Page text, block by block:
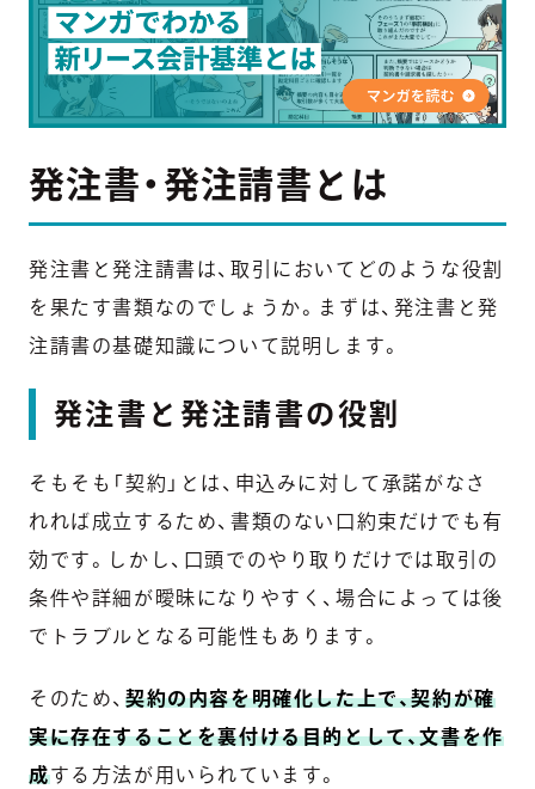
発注書・発注請書とは
発注書と発注請書は、取引においてどのような役割
を果たす書類なのでしょうか。まずは、発注書と発
注請書の基礎知識について説明します。
発注書と発注請書の役割
そもそも「契約」とは、申込みに対して承諾がなさ
れれば成立するため、書類のない口約束だけでも有
効です。しかし、口頭でのやり取りだけでは取引の
条件や詳細が曖昧になりやすく、場合によっては後
でトラブルとなる可能性もあります。
そのため、 契約の内容を明確化した上で、契約が確
実に存在することを裏付ける目的として、文書を作
成する方法が用いられています。